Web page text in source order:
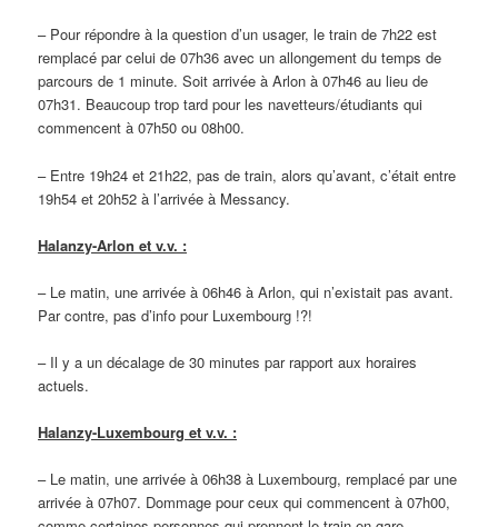
– Pour répondre à la question d’un usager, le train de 7h22 est
remplacé par celui de 07h36 avec un allongement du temps de
parcours de 1 minute. Soit arrivée à Arlon à 07h46 au lieu de
07h31. Beaucoup trop tard pour les navetteurs/étudiants qui
commencent à 07h50 ou 08h00.
– Entre 19h24 et 21h22, pas de train, alors qu’avant, c’était entre
19h54 et 20h52 à l’arrivée à Messancy.
Halanzy-Arlon et v.v. :
– Le matin, une arrivée à 06h46 à Arlon, qui n’existait pas avant.
Par contre, pas d’info pour Luxembourg !?!
– Il y a un décalage de 30 minutes par rapport aux horaires
actuels.
Halanzy-Luxembourg et v.v. :
– Le matin, une arrivée à 06h38 à Luxembourg, remplacé par une
arrivée à 07h07. Dommage pour ceux qui commencent à 07h00,